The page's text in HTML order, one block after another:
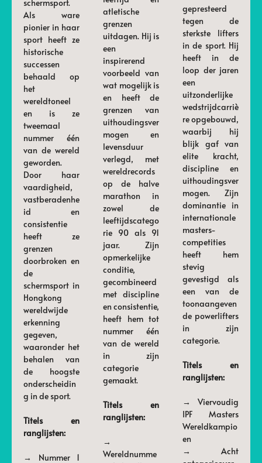
schermsport.
Als ware
pionier in haar
sport heeft ze
historische
successen
behaald op
het
wereldtoneel
en is ze
tweemaal
nummer één
van de wereld
geworden.
Door haar
vaardigheid,
vastberadenhe
id en
consistentie
heeft ze
grenzen
doorbroken en
de
schermsport in
Hongkong
wereldwijde
erkenning
gegeven,
waaronder het
behalen van
de hoogste
onderscheidin
g in de sport.
Titels en
ranglijsten:
→ Nummer 1
atletische
grenzen
uitdagen. Hij is
een
inspirerend
voorbeeld van
wat mogelijk is
en heeft de
grenzen van
uithoudingsver
mogen en
levensduur
verlegd, met
wereldrecords
op de halve
marathon in
zowel de
leeftijdscatego
rie 90 als 91
jaar. Zijn
opmerkelijke
conditie,
gecombineerd
met discipline
en consistentie,
heeft hem tot
nummer één
van de wereld
in zijn
categorie
gemaakt.
Titels en
ranglijsten:
→
Wereldnumme
gepresteerd
tegen de
sterkste lifters
in de sport. Hij
heeft in de
loop der jaren
een
uitzonderlijke
wedstrijdcarriè
re opgebouwd,
waarbij hij
blijk gaf van
elite kracht,
discipline en
uithoudingsver
mogen. Zijn
dominantie in
internationale
masters-
competities
heeft hem
stevig
gevestigd als
een van de
toonaangeven
de powerlifters
in zijn
categorie.
Titels en
ranglijsten:
→ Viervoudig
IPF Masters
Wereldkampio
en
→ Acht